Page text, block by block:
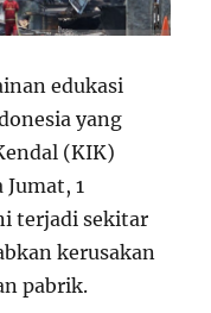
edukasi
yang
(KIK)
1
terjadi sekitar
kerusakan
pabrik.